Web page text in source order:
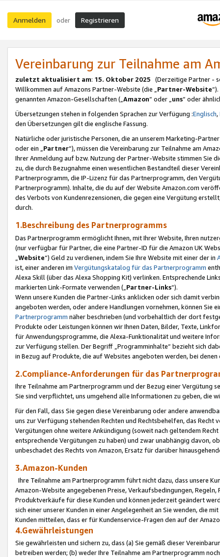
Anmelden oder Registrieren
Vereinbarung zur Teilnahme am
zuletzt aktualisiert am: 15. Oktober 2025 (Derzeitige Partner -
Willkommen auf Amazons Partner-Website (die „Partner-Website
genannten Amazon-Gesellschaften („Amazon“ oder „uns“ oder
Übersetzungen stehen in folgenden Sprachen zur Verfügung :Englisch,
den Übersetzungen gilt die englische Fassung.
Natürliche oder juristische Personen, die an unserem Marketing-
oder ein „Partner“), müssen die Vereinbarung zur Teilnahme am
Ihrer Anmeldung auf bzw. Nutzung der Partner-Website stimmen Sie
zu, die durch Bezugnahme einen wesentlichen Bestandteil dieser
Partnerprogramm, die IP-Lizenz für das Partnerprogramm, den
Partnerprogramm). Inhalte, die du auf der Website Amazon.com
des Verbots von Kundenrezensionen, die gegen eine Vergütung
durch.
1.Beschreibung des Partnerprogramms
Das Partnerprogramm ermöglicht Ihnen, mit Ihrer Website, Ihren
(nur verfügbar für Partner, die eine Partner-ID für die Amazon UK
Website“) Geld zu verdienen, indem Sie Ihre Website mit einer der in
ist, einer anderen im Vergütungskatalog für das Partnerprogramm
Alexa Skill (über das Alexa Shopping Kit) verlinken. Entsprechende
markierten Link-Formate verwenden („ Partner-Links“).
Wenn unsere Kunden die Partner-Links anklicken oder sich damit
angeboten werden, oder andere Handlungen vornehmen, können Sie
Partnerprogramm näher beschrieben (und vorbehaltlich der dort
Produkte oder Leistungen können wir Ihnen Daten, Bilder, Texte,
für Anwendungsprogramme, die Alexa-Funktionalität und weitere
zur Verfügung stellen. Der Begriff „Programminhalte“ bezieht sich
in Bezug auf Produkte, die auf Websites angeboten werden, bei
2.Compliance-Anforderungen für das
Ihre Teilnahme am Partnerprogramm und der Bezug einer Vergütung
Sie sind verpflichtet, uns umgehend alle Informationen zu geben, die
Für den Fall, dass Sie gegen diese Vereinbarung oder andere
uns zur Verfügung stehenden Rechten und Rechtsbehelfen, das
Vergütungen ohne weitere Ankündigung (soweit nach geltendem
entsprechende Vergütungen zu haben) und zwar unabhängig davon,
unbeschadet des Rechts von Amazon, Ersatz für darüber
3.Amazon-Kunden
Ihre Teilnahme am Partnerprogramm führt nicht dazu, dass unsere
Amazon-Website angegebenen Preise, Verkaufsbedingungen,
Produktverkäufe für diese Kunden und können jederzeit geändert
sich einer unserer Kunden in einer Angelegenheit an Sie wenden, die
Kunden mitteilen, dass er für Kundenservice-Fragen den auf der
4.Gewährleistungen
Sie gewährleisten und sichern zu, dass (a) Sie gemäß dieser
betreiben werden; (b) weder Ihre Teilnahme am Partnerprogramm